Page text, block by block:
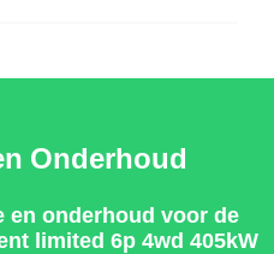
Onderhoud
en onderhoud voor de
limited 6p 4wd 405kW